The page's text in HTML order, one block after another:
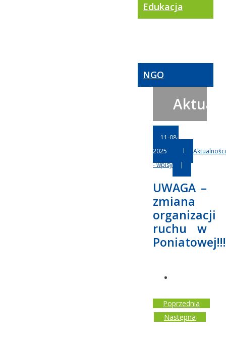
Edukacja
NGO
11-08-
2025
|
Aktualności
- wpisy
|
UWAGA –
zmiana
organizacji
ruchu w
Poniatowej!!!
Poprzednia
Następna